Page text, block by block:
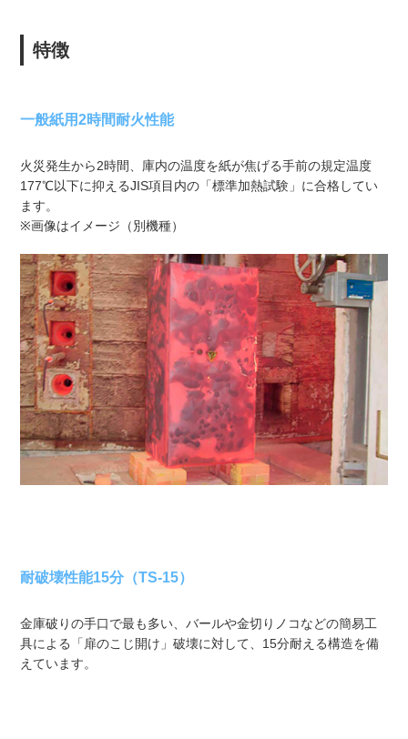
特徴
一般紙用2時間耐火性能
火災発生から2時間、庫内の温度を紙が焦げる手前の規定温度
177℃以下に抑えるJIS項目内の「標準加熱試験」に合格してい
ます。
※画像はイメージ（別機種）
耐破壊性能15分（TS-15）
金庫破りの手口で最も多い、バールや金切りノコなどの簡易工
具による「扉のこじ開け」破壊に対して、15分耐える構造を備
えています。